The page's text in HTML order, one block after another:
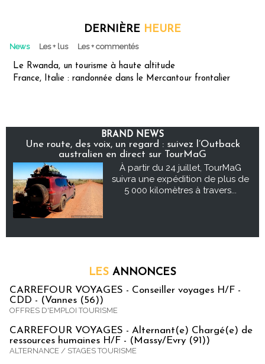
DERNIÈRE HEURE
News Les + lus Les + commentés
Le Rwanda, un tourisme à haute altitude
France, Italie : randonnée dans le Mercantour frontalier
BRAND NEWS
Une route, des voix, un regard : suivez l’Outback
australien en direct sur TourMaG
À partir du 24 juillet, TourMaG
suivra une expédition de plus de
5 000 kilomètres à travers...
LES ANNONCES
CARREFOUR VOYAGES - Conseiller voyages H/F -
CDD - (Vannes (56))
OFFRES D'EMPLOI TOURISME
CARREFOUR VOYAGES - Alternant(e) Chargé(e) de
ressources humaines H/F - (Massy/Evry (91))
ALTERNANCE / STAGES TOURISME